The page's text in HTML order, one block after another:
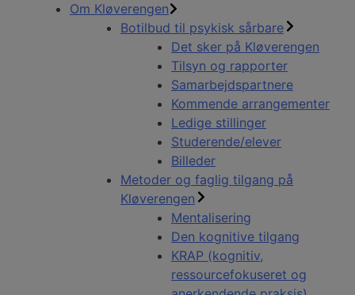
Om Kløverengen
Botilbud til psykisk sårbare
Det sker på Kløverengen
Tilsyn og rapporter
Samarbejdspartnere
Kommende arrangementer
Ledige stillinger
Studerende/elever
Billeder
Metoder og faglig tilgang på
Kløverengen
Mentalisering
Den kognitive tilgang
KRAP (kognitiv,
ressourcefokuseret og